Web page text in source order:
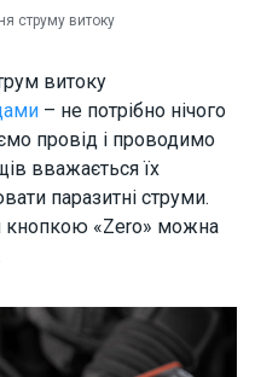
струму витоку
витоку
– не потрібно нічого
провід і проводимо
вважається їх
паразитні струми.
кнопкою «Zero» можна